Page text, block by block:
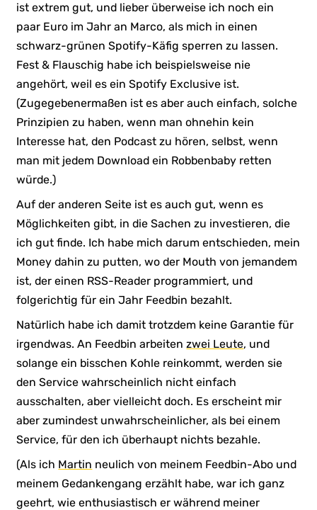
ist extrem gut, und lieber überweise ich noch ein
paar Euro im Jahr an Marco, als mich in einen
schwarz-grünen Spotify-Käfig sperren zu lassen.
Fest & Flauschig habe ich beispielsweise nie
angehört, weil es ein Spotify Exclusive ist.
(Zugegebenermaßen ist es aber auch einfach, solche
Prinzipien zu haben, wenn man ohnehin kein
Interesse hat, den Podcast zu hören, selbst, wenn
man mit jedem Download ein Robbenbaby retten
würde.)
Auf der anderen Seite ist es auch gut, wenn es
Möglichkeiten gibt, in die Sachen zu investieren, die
ich gut finde. Ich habe mich darum entschieden, mein
Money dahin zu putten, wo der Mouth von jemandem
ist, der einen RSS-Reader programmiert, und
folgerichtig für ein Jahr Feedbin bezahlt.
Natürlich habe ich damit trotzdem keine Garantie für
irgendwas. An Feedbin arbeitenzwei Leute, und
solange ein bisschen Kohle reinkommt, werden sie
den Service wahrscheinlich nicht einfach
ausschalten, aber vielleicht doch. Es erscheint mir
aber zumindest unwahrscheinlicher, als bei einem
Service, für den ich überhaupt nichts bezahle.
(Als ich Martin neulich von meinem Feedbin-Abo und
meinem Gedankengang erzählt habe, war ich ganz
geehrt, wie enthusiastisch er während meiner